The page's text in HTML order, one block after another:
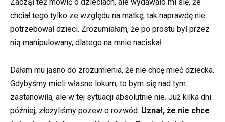
Zaczął też mówić o dzieciach, ale wydawało mi się, że
chciał tego tylko ze względu na matkę, tak naprawdę nie
potrzebował dzieci. Zrozumiałam, że po prostu był przez
nią manipulowany, dlatego na mnie naciskał.
Dałam mu jasno do zrozumienia, że nie chcę mieć dziecka.
Gdybyśmy mieli własne lokum, to bym się nad tym
zastanowiła, ale w tej sytuacji absolutnie nie. Już kilka dni
później, złożyliśmy pozew o rozwód. Uznał, że nie chce